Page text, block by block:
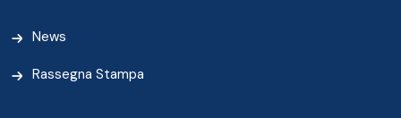
News
Rassegna Stampa